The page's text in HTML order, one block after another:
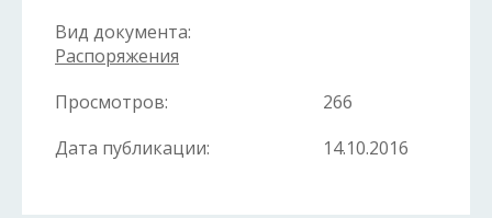
Вид документа:
Распоряжения
Просмотров:
266
Дата публикации:
14.10.2016